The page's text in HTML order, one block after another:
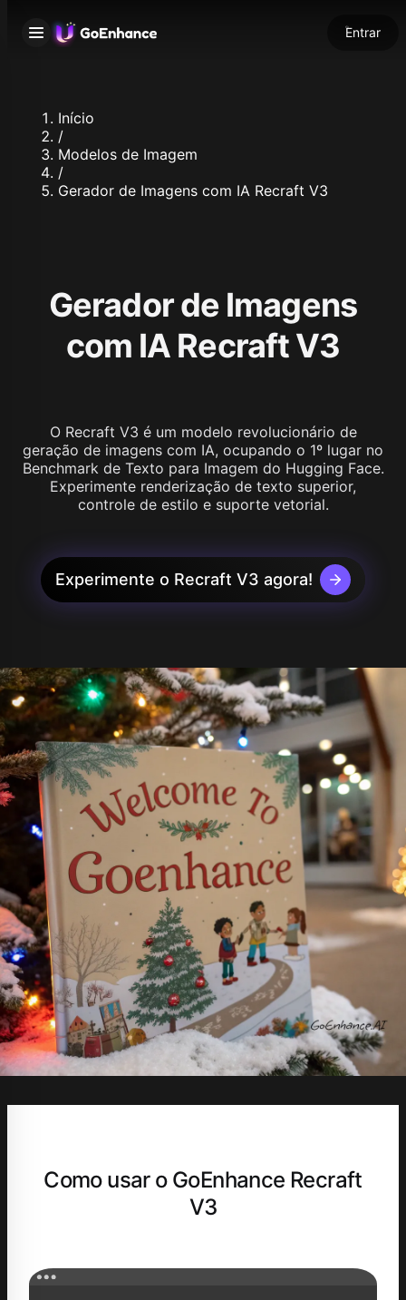
Entrar
Início
/
Modelos de Imagem
/
Gerador de Imagens com IA Recraft V3
Gerador de Imagens
com IA Recraft V3
O Recraft V3 é um modelo revolucionário de
geração de imagens com IA, ocupando o 1º lugar no
Benchmark de Texto para Imagem do Hugging Face.
Experimente renderização de texto superior,
controle de estilo e suporte vetorial.
Experimente o Recraft V3 agora!
Como usar o GoEnhance Recraft
V3